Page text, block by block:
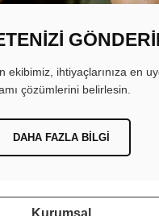
ekibimiz, ihtiyaçlarınıza en
çözümlerini belirlesin.
DAHA FAZLA BILGI
Kurumsal